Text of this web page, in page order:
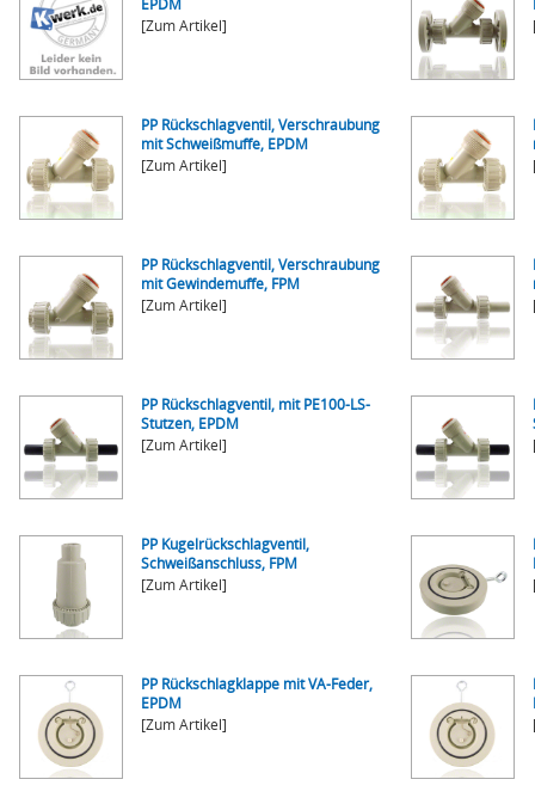
EPDM
[Zum Artikel]
PP Rückschlagventil, Verschraubung
mit Schweißmuffe, EPDM
[Zum Artikel]
PP Rückschlagventil, Verschraubung
mit Gewindemuffe, FPM
[Zum Artikel]
PP Rückschlagventil, mit PE100-LS-
Stutzen, EPDM
[Zum Artikel]
PP Kugelrückschlagventil,
Schweißanschluss, FPM
[Zum Artikel]
PP Rückschlagklappe mit VA-Feder,
EPDM
[Zum Artikel]